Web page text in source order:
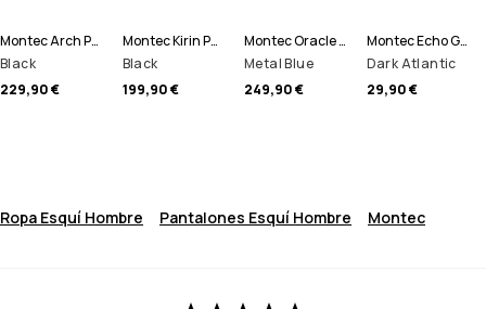
Montec Arch Pantalones Esquí Hombre
Black
229,90 €
Montec Kirin Pantalones Esquí Hombre
Black
199,90 €
Montec Oracle Chaqueta Esquí Hombre
Metal Blue
249,90 €
Montec Echo Gorro
Dark Atlantic
29,90 €
Ropa Esquí Hombre Pantalones Esquí Hombre Montec